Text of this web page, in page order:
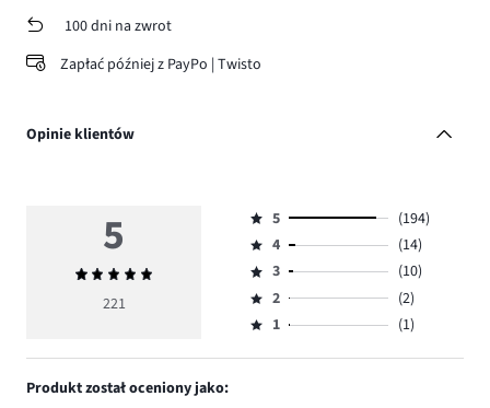
100 dni na zwrot
Zapłać później z PayPo | Twisto
Opinie klientów
5
Średnia
ocena
221
Ocena
5,
ilość
głosów
194.
5
(194)
Ocena
4,
ilość
głosów
4
(14)
Ocena
3,
ilość
3
(10)
Ocena
2,
2
(2)
Ocena
1,
1 (1)
Produkt został oceniony jako: